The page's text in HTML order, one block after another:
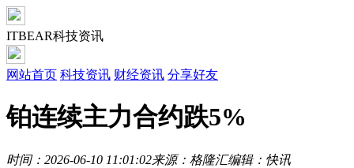
ITBEAR科技资讯
网站首页 科技资讯 财经资讯 分享好友
铂连续主力合约跌5%
时间：2026-06-10 11:01:02来源：格隆汇编辑：快讯